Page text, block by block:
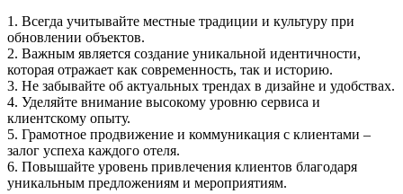
1. Всегда учитывайте местные традиции и культуру при
обновлении объектов.
2. Важным является создание уникальной идентичности,
которая отражает как современность, так и историю.
3. Не забывайте об актуальных трендах в дизайне и удобствах.
4. Уделяйте внимание высокому уровню сервиса и
клиентскому опыту.
5. Грамотное продвижение и коммуникация с клиентами –
залог успеха каждого отеля.
6. Повышайте уровень привлечения клиентов благодаря
уникальным предложениям и мероприятиям.